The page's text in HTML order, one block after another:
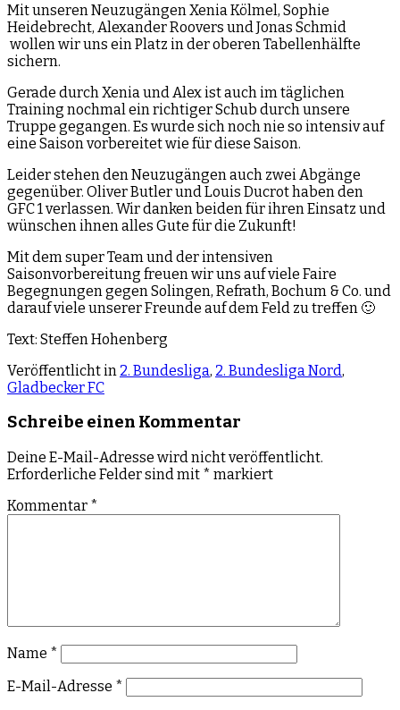
Mit unseren Neuzugängen Xenia Kölmel, Sophie
Heidebrecht, Alexander Roovers und Jonas Schmid
wollen wir uns ein Platz in der oberen Tabellenhälfte
sichern.
Gerade durch Xenia und Alex ist auch im täglichen
Training nochmal ein richtiger Schub durch unsere
Truppe gegangen. Es wurde sich noch nie so intensiv auf
eine Saison vorbereitet wie für diese Saison.
Leider stehen den Neuzugängen auch zwei Abgänge
gegenüber. Oliver Butler und Louis Ducrot haben den
GFC 1 verlassen. Wir danken beiden für ihren Einsatz und
wünschen ihnen alles Gute für die Zukunft!
Mit dem super Team und der intensiven
Saisonvorbereitung freuen wir uns auf viele Faire
Begegnungen gegen Solingen, Refrath, Bochum & Co. und
darauf viele unserer Freunde auf dem Feld zu treffen 🙂
Text: Steffen Hohenberg
Veröffentlicht in 2. Bundesliga, 2. Bundesliga Nord,
Gladbecker FC
Schreibe einen Kommentar
Deine E-Mail-Adresse wird nicht veröffentlicht.
Erforderliche Felder sind mit * markiert
Kommentar *
Name *
E-Mail-Adresse *